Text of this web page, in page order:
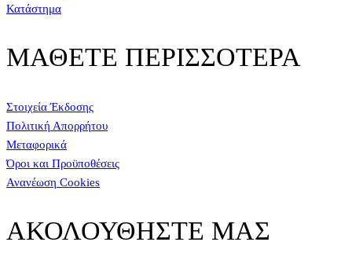
Κατάστημα
ΜΑΘΕΤΕ ΠΕΡΙΣΣΟΤΕΡΑ
Στοιχεία Έκδοσης
Πολιτική Απορρήτου
Μεταφορικά
Όροι και Προϋποθέσεις
Ανανέωση Cookies
ΑΚΟΛΟΥΘΗΣΤΕ ΜΑΣ